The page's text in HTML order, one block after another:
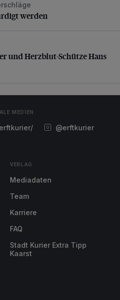
werden
werden
und Herzblut-Schütze Hans
und Herzblut-Schütze Hans
MEDIEN
@erftkurier
VERLAG
Mediadaten
Team
Karriere
FAQ
Stadt Kurier Extra Tipp
Kaarst